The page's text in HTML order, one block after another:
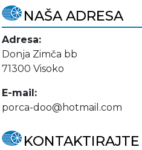
NAŠA ADRESA
Adresa:
Donja Zimča bb
71300 Visoko
E-mail:
porca-doo@hotmail.com